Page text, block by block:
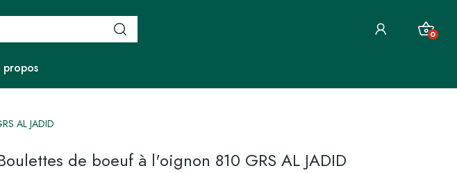
0
propos
AL JADID
de boeuf à l'oignon 810 GRS AL JADID